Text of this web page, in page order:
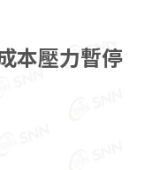
本壓力暫停